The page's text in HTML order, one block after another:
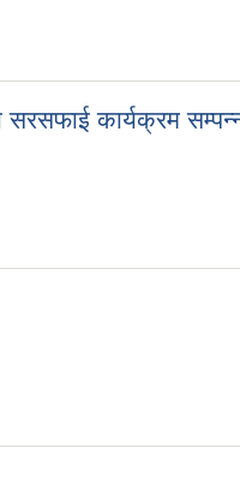
कार्यक्रम